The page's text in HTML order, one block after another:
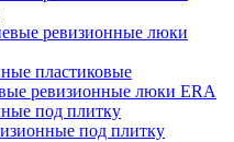
ревизионные люки
пластиковые
ревизионные люки ERA
под плитку
под плитку